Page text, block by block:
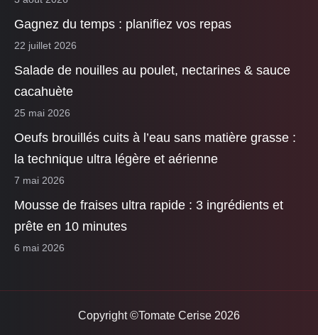
Gagnez du temps : planifiez vos repas
22 juillet 2026
Salade de nouilles au poulet, nectarines & sauce
cacahuète
25 mai 2026
Oeufs brouillés cuits à l’eau sans matière grasse :
la technique ultra légère et aérienne
7 mai 2026
Mousse de fraises ultra rapide : 3 ingrédients et
prête en 10 minutes
6 mai 2026
Copyright ©Tomate Cerise 2026